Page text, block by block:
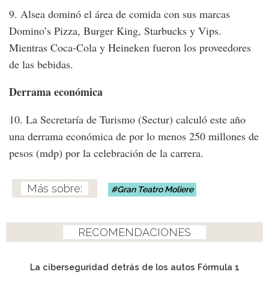
9. Alsea dominó el área de comida con sus marcas
Domino’s Pizza, Burger King, Starbucks y Vips.
Mientras Coca-Cola y Heineken fueron los proveedores
de las bebidas.
Derrama económica
10. La Secretaría de Turismo (Sectur) calculó este año
una derrama económica de por lo menos 250 millones de
pesos (mdp) por la celebración de la carrera.
Gran Teatro Moliere
RECOMENDACIONES
La ciberseguridad detrás de los autos Fórmula 1